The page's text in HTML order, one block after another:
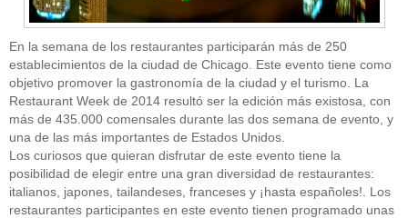
En la semana de los restaurantes participarán más de 250
establecimientos de la ciudad de Chicago. Este evento tiene como
objetivo promover la gastronomía de la ciudad y el turismo. La
Restaurant Week de 2014 resultó ser la edición más existosa, con
más de 435.000 comensales durante las dos semana de evento, y
una de las más importantes de Estados Unidos.
Los curiosos que quieran disfrutar de este evento tiene la
posibilidad de elegir entre una gran diversidad de restaurantes:
italianos, japones, tailandeses, franceses y ¡hasta españoles!. Los
restaurantes participantes en este evento tienen programado unas